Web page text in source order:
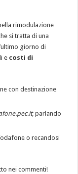
rimodulazione
si tratta di una
giorno di
e costi di
con destinazione
; parlando
o recandosi
nei commenti!